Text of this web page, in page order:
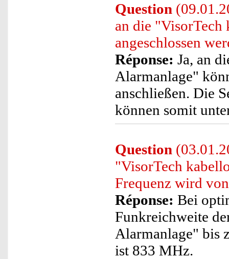
Question
an die
angeschlossen
Réponse: Ja, an
Alarmanlage"
anschließen. Die
können somit
Question
"VisorTech
Frequenz wird
Réponse: Bei
Funkreichweite
Alarmanlage" bis
ist 833 MHz.